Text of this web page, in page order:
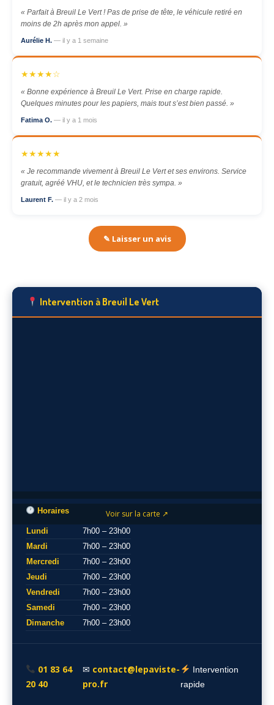
« Parfait à Breuil Le Vert ! Pas de prise de tête, le véhicule retiré en
moins de 2h après mon appel. »
Aurélie H. — il y a 1 semaine
★★★★☆
« Bonne expérience à Breuil Le Vert. Prise en charge rapide.
Quelques minutes pour les papiers, mais tout s’est bien passé. »
Fatima O. — il y a 1 mois
★★★★★
« Je recommande vivement à Breuil Le Vert et ses environs. Service
gratuit, agréé VHU, et le technicien très sympa. »
Laurent F. — il y a 2 mois
✎ Laisser un avis
Intervention à Breuil Le Vert
Voir sur la carte ↗
Horaires
Lundi
7h00 – 23h00
Mardi
7h00 – 23h00
Mercredi
7h00 – 23h00
Jeudi
7h00 – 23h00
Vendredi
7h00 – 23h00
Samedi
7h00 – 23h00
Dimanche
7h00 – 23h00
01 83 64
20 40
✉ contact@lepaviste-
pro.fr
Intervention
rapide